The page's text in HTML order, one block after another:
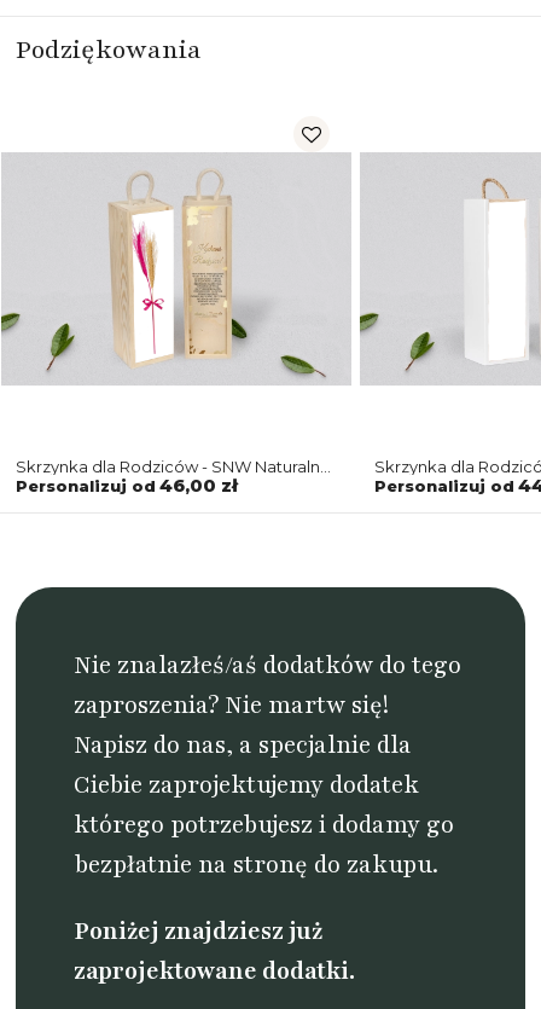
Podziękowania
Skrzynka dla Rodziców - SNW Naturalna
Marmur & Złoto - Motyw 5
Personalizuj od 46,00 zł
Skrzynka dla
Marmur & Złoto -
Personalizuj od
Nie znalazłeś/aś dodatków do tego
zaproszenia? Nie martw się!
Napisz do nas, a specjalnie dla
Ciebie zaprojektujemy dodatek
którego potrzebujesz i dodamy go
bezpłatnie na stronę do zakupu.
Poniżej znajdziesz już
zaprojektowane dodatki.